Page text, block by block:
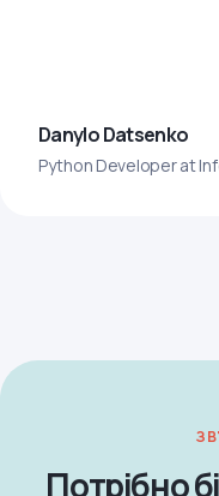
Danylo Datsenko
Python Developer at
Потрібно